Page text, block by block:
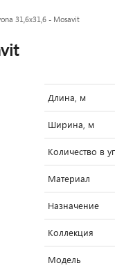
31,6x31,6 - Mosavit
Длина, м
Ширина, м
Количество в
Материал
Назначение
Коллекция
Модель